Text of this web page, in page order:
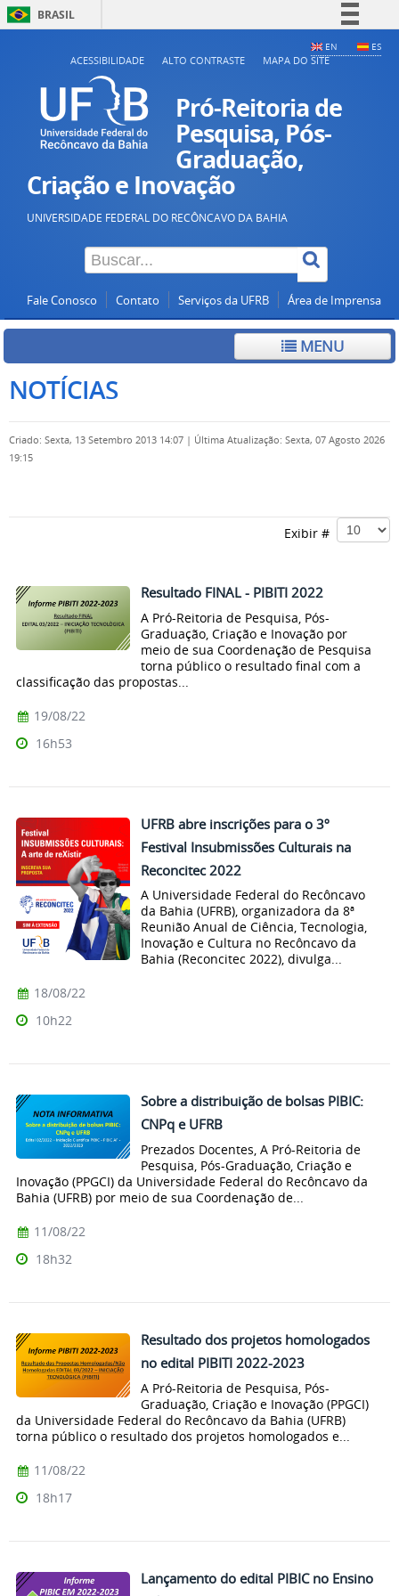
BRASIL
Simplifique!
Participe
Acesso à informação
Legislação
Canais
EN ES
ACESSIBILIDADE ALTO CONTRASTE MAPA DO SITE
Pró-Reitoria de
Pesquisa, Pós-
Graduação,
Criação e Inovação
UNIVERSIDADE FEDERAL DO RECÔNCAVO DA BAHIA
Fale Conosco Contato Serviços da UFRB Área de Imprensa
MENU
NOTÍCIAS
Criado: Sexta, 13 Setembro 2013 14:07 | Última Atualização: Sexta, 07 Agosto 2026
19:15
Exibir #
Resultado FINAL - PIBITI 2022
A Pró-Reitoria de Pesquisa, Pós-
Graduação, Criação e Inovação por
meio de sua Coordenação de Pesquisa
torna público o resultado final com a
classificação das propostas...
19/08/22
16h53
UFRB abre inscrições para o 3º
Festival Insubmissões Culturais na
Reconcitec 2022
A Universidade Federal do Recôncavo
da Bahia (UFRB), organizadora da 8ª
Reunião Anual de Ciência, Tecnologia,
Inovação e Cultura no Recôncavo da
Bahia (Reconcitec 2022), divulga...
18/08/22
10h22
Sobre a distribuição de bolsas PIBIC:
CNPq e UFRB
Prezados Docentes, A Pró-Reitoria de
Pesquisa, Pós-Graduação, Criação e
Inovação (PPGCI) da Universidade Federal do Recôncavo da
Bahia (UFRB) por meio de sua Coordenação de...
11/08/22
18h32
Resultado dos projetos homologados
no edital PIBITI 2022-2023
A Pró-Reitoria de Pesquisa, Pós-
Graduação, Criação e Inovação (PPGCI)
da Universidade Federal do Recôncavo da Bahia (UFRB)
torna público o resultado dos projetos homologados e...
11/08/22
18h17
Lançamento do edital PIBIC no Ensino